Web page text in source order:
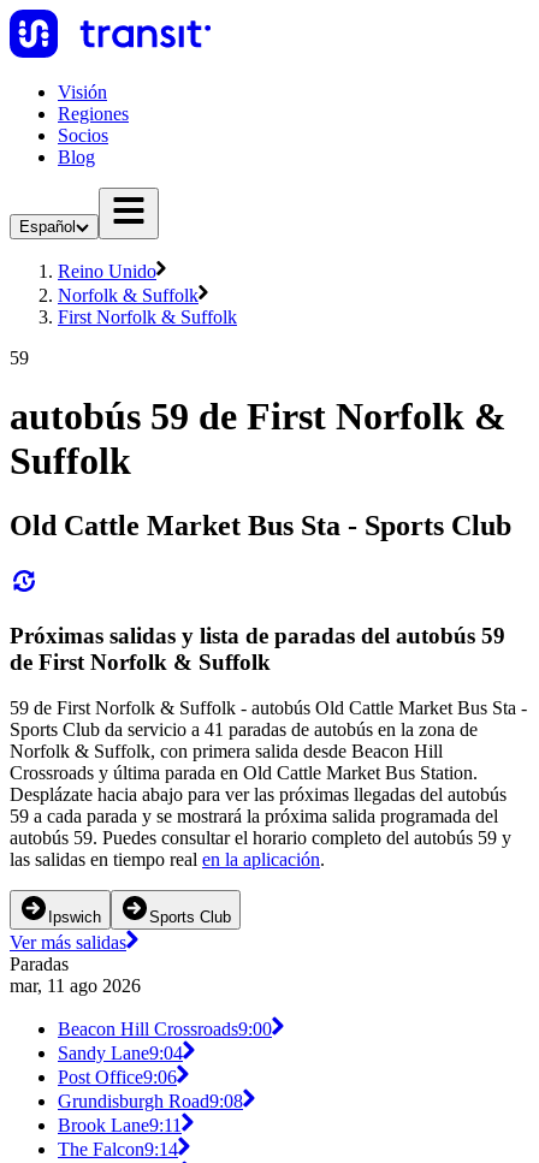
Visión
Regiones
Socios
Blog
Español
Reino Unido
Norfolk & Suffolk
First Norfolk & Suffolk
59
autobús 59 de First Norfolk &
Suffolk
Old Cattle Market Bus Sta - Sports Club
Próximas salidas y lista de paradas del autobús 59
de First Norfolk & Suffolk
59 de First Norfolk & Suffolk - autobús Old Cattle Market Bus Sta -
Sports Club da servicio a 41 paradas de autobús en la zona de
Norfolk & Suffolk, con primera salida desde Beacon Hill
Crossroads y última parada en Old Cattle Market Bus Station.
Desplázate hacia abajo para ver las próximas llegadas del autobús
59 a cada parada y se mostrará la próxima salida programada del
autobús 59. Puedes consultar el horario completo del autobús 59 y
las salidas en tiempo real en la aplicación.
Ipswich Sports Club
Ver más salidas
Paradas
mar, 11 ago 2026
Beacon Hill Crossroads9:00
Sandy Lane9:04
Post Office9:06
Grundisburgh Road9:08
Brook Lane9:11
The Falcon9:14